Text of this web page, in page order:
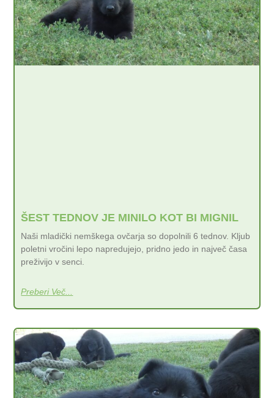
ŠEST TEDNOV JE MINILO KOT BI MIGNIL
Naši mladički nemškega ovčarja so dopolnili 6 tednov. Kljub
poletni vročini lepo napredujejo, pridno jedo in največ časa
preživijo v senci.
Preberi Več...